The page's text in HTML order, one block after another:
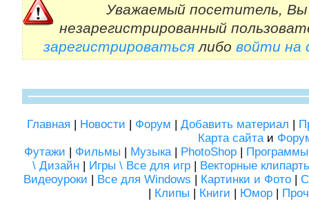
Уважаемый посетитель, Вы
незарегистрированный
зарегистрироватьсялибо войти на
Главная | Новости | Форум | Добавить материал |
Карта сайтаи
Футажи | Фильмы | Музыка| PhotoShop | Программы
\ Дизайн | Игры \ Все для игр | Векторные
Видеоуроки | Все для Windows | Картинки и Фото|
| Клипы | Книги | Юмор |